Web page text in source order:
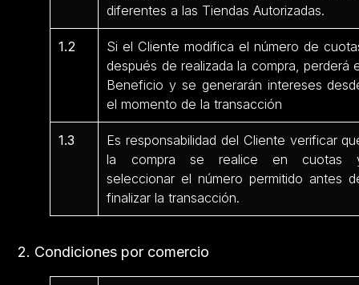
diferentes a las Tiendas Autorizadas.
1.2
Si el Cliente modifica el número de
después de realizada la compra, perderá
Beneficio y se generarán intereses
el momento de la transacción
1.3
Es responsabilidad del Cliente verificar
la compra se realice en cuotas
seleccionar el número permitido antes
finalizar la transacción.
2. Condiciones por comercio